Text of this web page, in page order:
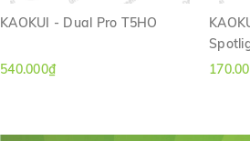
KAOKUI - Dual Pro T5HO
540.000₫